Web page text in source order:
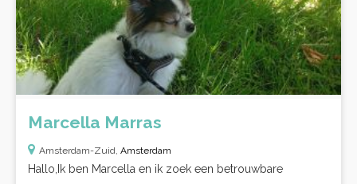
Marcella Marras
Amsterdam-Zuid, Amsterdam
Hallo,​Ik ben Marcella en ik zoek een betrouwbare